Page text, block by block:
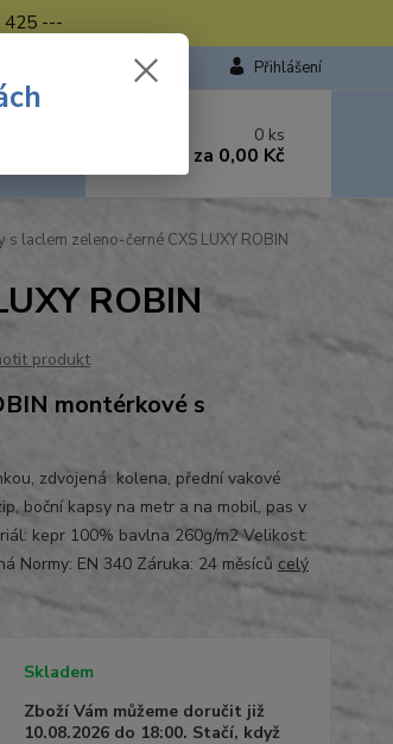
425 ---
Přihlášení
0 ks
za 0,00 Kč
s laclem zeleno-černé CXS LUXY ROBIN
ROBIN
produkt
montérkové s
zdvojená kolena, přední vakové
boční kapsy na metr a na mobil, pas v
kepr 100% bavlna 260g/m2 Velikost:
Normy: EN 340 Záruka: 24 měsíců celý
Skladem
Zboží Vám můžeme doručit již
10.08.2026 do 18:00. Stačí, když